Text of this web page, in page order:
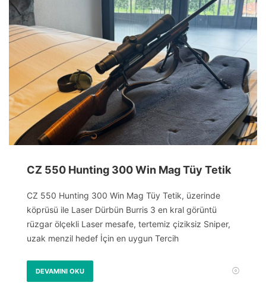
CZ 550 Hunting 300 Win Mag Tüy Tetik
CZ 550 Hunting 300 Win Mag Tüy Tetik, üzerinde
köprüsü ile Laser Dürbün Burris 3 en kral görüntü
rüzgar ölçekli Laser mesafe, tertemiz çiziksiz Sniper,
uzak menzil hedef İçin en uygun Tercih
DEVAMINI OKU